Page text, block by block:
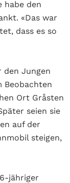
habe den
«Das war
dass es so
den Jungen
Beobachten
Ort Gråsten
seien sie
auf der
steigen,
jähriger